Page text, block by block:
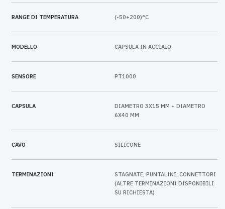
RANGE DI TEMPERATURA (-50+200)°C
MODELLO CAPSULA IN ACCIAIO
SENSORE PT1000
CAPSULA
DIAMETRO 3X15 MM + DIAMETRO
6X40 MM
CAVO SILICONE
TERMINAZIONI
STAGNATE, PUNTALINI, CONNETTORI
(ALTRE TERMINAZIONI DISPONIBILI
SU RICHIESTA)